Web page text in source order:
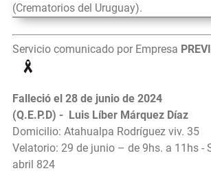
(Crematorios del Uruguay).
Servicio comunicado por Empresa
Falleció el 28 de junio de 2024
(Q.E.P.D) - Luis Líber Márquez Díaz
Domicilio: Atahualpa Rodríguez viv. 35
Velatorio: 29 de junio – de 9hs. a 11hs -
abril 824